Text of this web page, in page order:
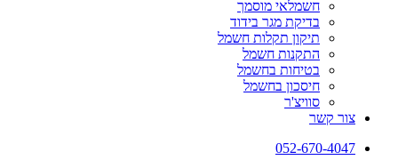
חשמלאי מוסמך
בדיקת מגר בידוד
תיקון תקלות חשמל
התקנות חשמל
בטיחות בחשמל
חיסכון בחשמל
סוויצ'ר
צור קשר
052-670-4047